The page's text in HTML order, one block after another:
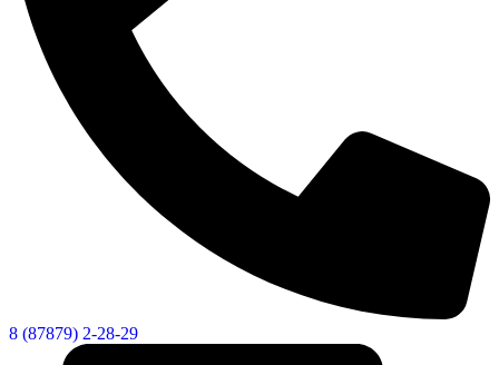
Газета "Минги Тау"
Виртуальная
8 (87879) 2-28-29